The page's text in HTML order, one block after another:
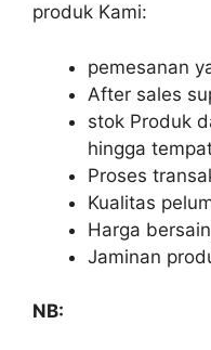
produk Kami:
pemesanan
After sales
stok Produk
hingga
Proses
Kualitas
Harga
Jaminan
NB: